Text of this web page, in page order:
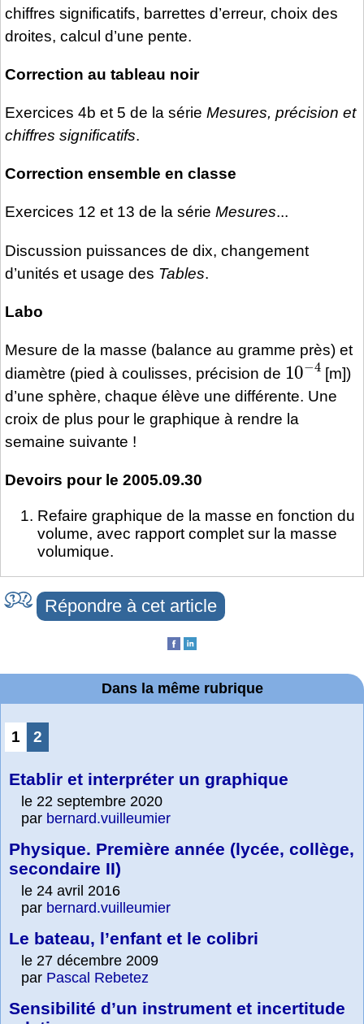
chiffres significatifs, barrettes d’erreur, choix des
droites, calcul d’une pente.
Correction au tableau noir
Exercices 4b et 5 de la série Mesures, précision et
chiffres significatifs.
Correction ensemble en classe
Exercices 12 et 13 de la série Mesures...
Discussion puissances de dix, changement
d’unités et usage des Tables.
Labo
Mesure de la masse (balance au gramme près) et
diamètre (pied à coulisses, précision de
10−4
[m])
d’une sphère, chaque élève une différente. Une
croix de plus pour le graphique à rendre la
semaine suivante !
Devoirs pour le 2005.09.30
Refaire graphique de la masse en fonction du
volume, avec rapport complet sur la masse
volumique.
Répondre à cet article
Dans la même rubrique
1 2
Etablir et interpréter un graphique
le 22 septembre 2020
par bernard.vuilleumier
Physique. Première année (lycée, collège,
secondaire II)
le 24 avril 2016
par bernard.vuilleumier
Le bateau, l’enfant et le colibri
le 27 décembre 2009
par Pascal Rebetez
Sensibilité d’un instrument et incertitude